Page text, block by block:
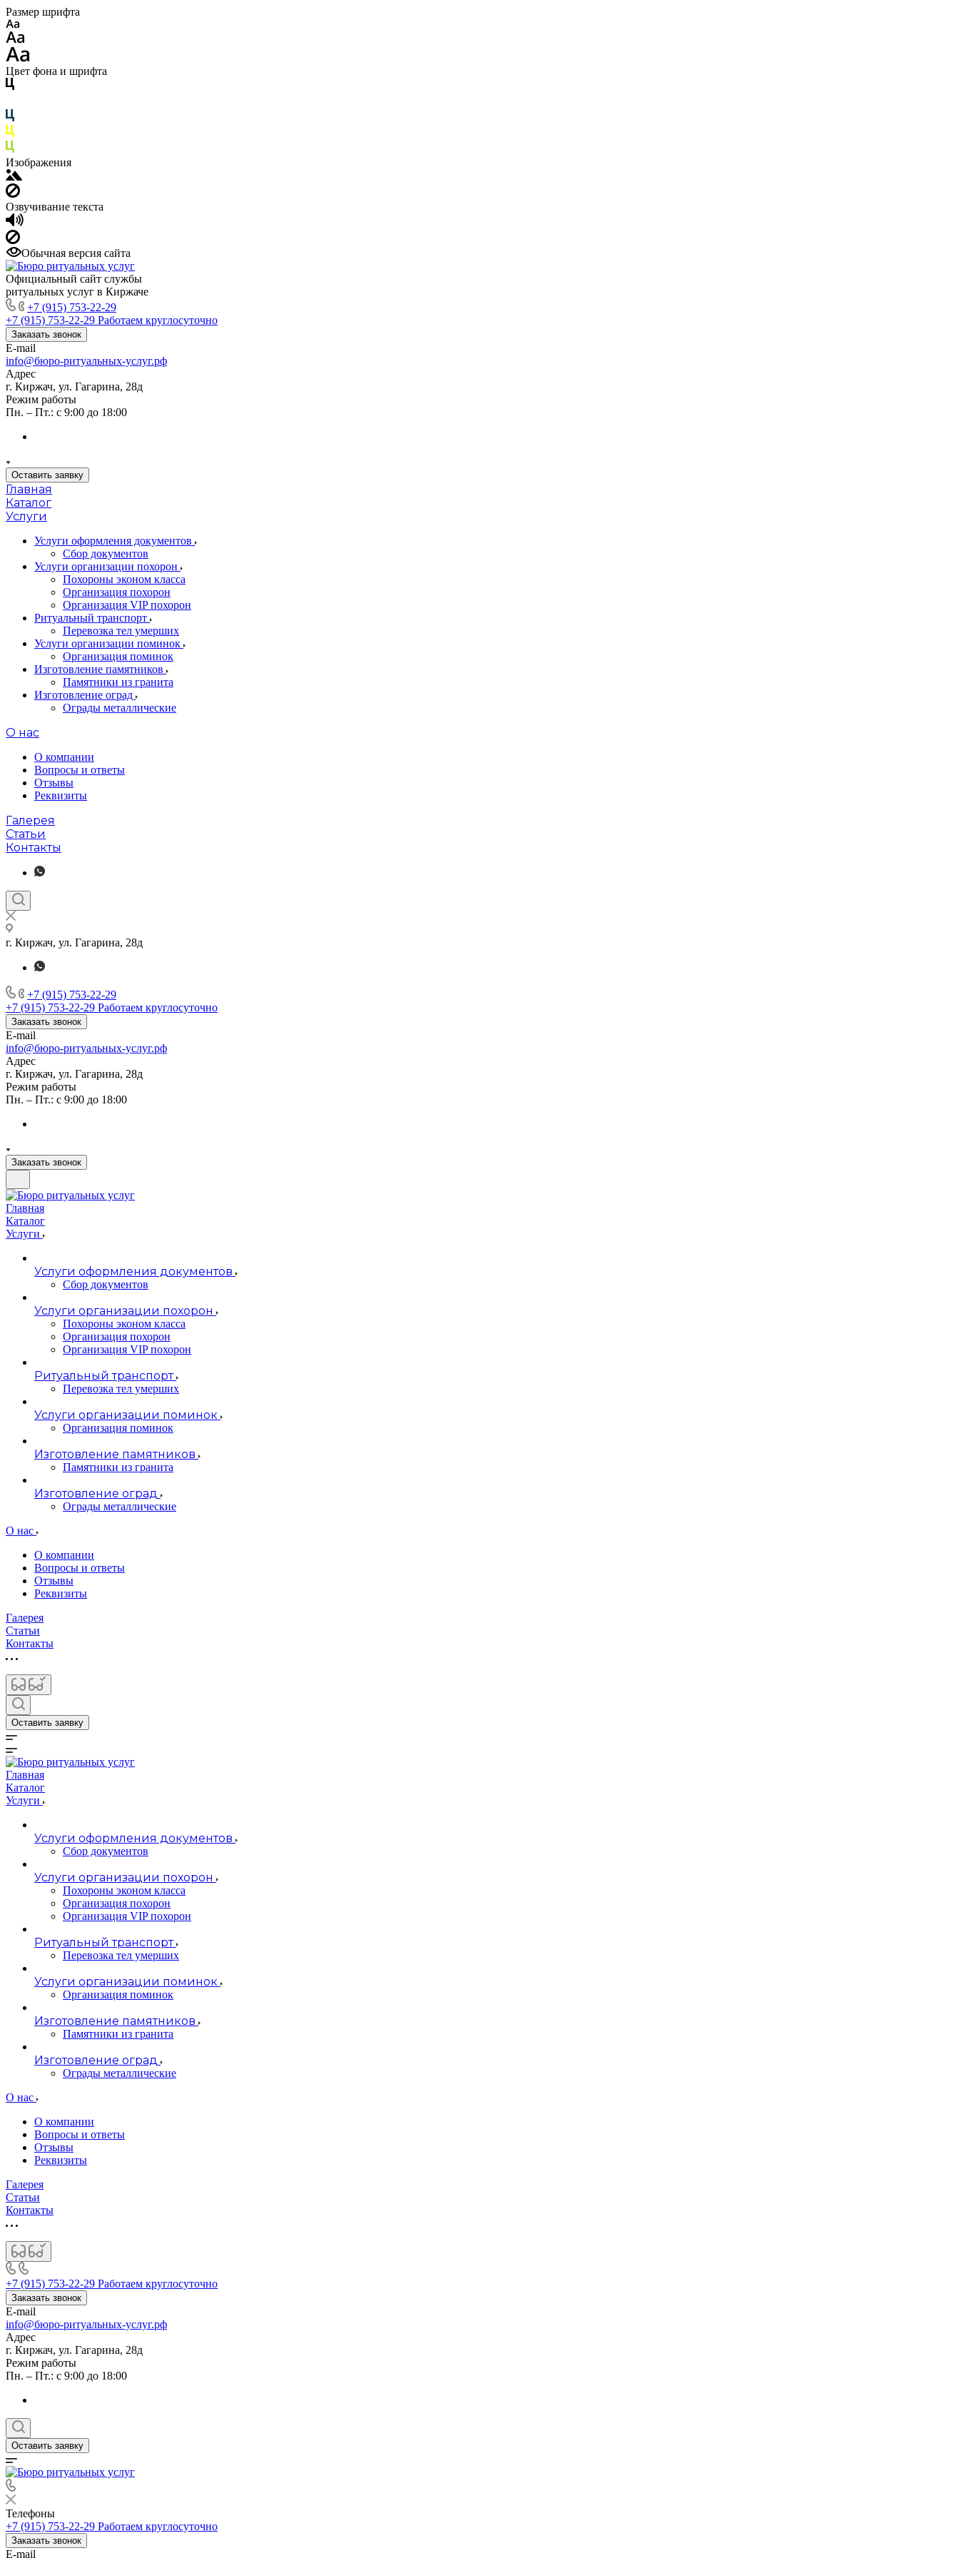
Размер шрифта
Цвет фона и шрифта
Изображения
Озвучивание текста
Обычная версия сайта
Официальный сайт службы
ритуальных услуг в Киржаче
+7 (915) 753-22-29
+7 (915) 753-22-29 Работаем круглосуточно
Заказать звонок
E-mail
info@бюро-ритуальных-услуг.рф
Адрес
г. Киржач, ул. Гагарина, 28д
Режим работы
Пн. – Пт.: с 9:00 до 18:00
Оставить заявку
Главная
Каталог
Услуги
Услуги оформления документов
Сбор документов
Услуги организации похорон
Похороны эконом класса
Организация похорон
Организация VIP похорон
Ритуальный транспорт
Перевозка тел умерших
Услуги организации поминок
Организация поминок
Изготовление памятников
Памятники из гранита
Изготовление оград
Ограды металлические
О нас
О компании
Вопросы и ответы
Отзывы
Реквизиты
Галерея
Статьи
Контакты
г. Киржач, ул. Гагарина, 28д
+7 (915) 753-22-29
+7 (915) 753-22-29 Работаем круглосуточно
Заказать звонок
E-mail
info@бюро-ритуальных-услуг.рф
Адрес
г. Киржач, ул. Гагарина, 28д
Режим работы
Пн. – Пт.: с 9:00 до 18:00
Заказать звонок
Главная
Каталог
Услуги
Услуги оформления документов
Сбор документов
Услуги организации похорон
Похороны эконом класса
Организация похорон
Организация VIP похорон
Ритуальный транспорт
Перевозка тел умерших
Услуги организации поминок
Организация поминок
Изготовление памятников
Памятники из гранита
Изготовление оград
Ограды металлические
О нас
О компании
Вопросы и ответы
Отзывы
Реквизиты
Галерея
Статьи
Контакты
Оставить заявку
Главная
Каталог
Услуги
Услуги оформления документов
Сбор документов
Услуги организации похорон
Похороны эконом класса
Организация похорон
Организация VIP похорон
Ритуальный транспорт
Перевозка тел умерших
Услуги организации поминок
Организация поминок
Изготовление памятников
Памятники из гранита
Изготовление оград
Ограды металлические
О нас
О компании
Вопросы и ответы
Отзывы
Реквизиты
Галерея
Статьи
Контакты
+7 (915) 753-22-29 Работаем круглосуточно
Заказать звонок
E-mail
info@бюро-ритуальных-услуг.рф
Адрес
г. Киржач, ул. Гагарина, 28д
Режим работы
Пн. – Пт.: с 9:00 до 18:00
Оставить заявку
Телефоны
+7 (915) 753-22-29 Работаем круглосуточно
Заказать звонок
E-mail